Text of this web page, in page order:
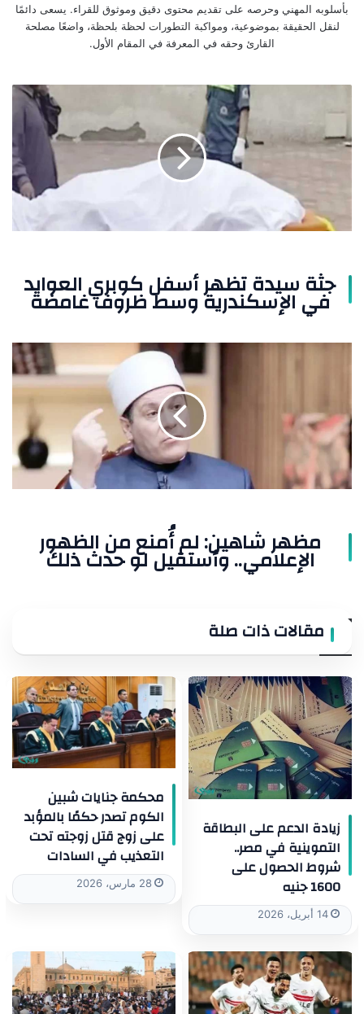
بأسلوبه المهني وحرصه على تقديم محتوى دقيق وموثوق للقراء. يسعى دائمًا
لنقل الحقيقة بموضوعية، ومواكبة التطورات لحظة بلحظة، واضعًا مصلحة
القارئ وحقه في المعرفة في المقام الأول.
سيدة
أسفل
كوبري
الإسكندرية
وسط
جثة سيدة تظهر أسفل كوبري العوايد
في الإسكندرية وسط ظروف غامضة
من
الظهور
الإعلامي..
وأستقيل
لو
مظهر شاهين: لم أُمنع من الظهور
الإعلامي.. وأستقيل لو حدث ذلك
مقالات ذات صلة
زيادة الدعم على البطاقة
التموينية في مصر..
شروط الحصول على
1600 جنيه
14 أبريل، 2026
محكمة جنايات شبين
الكوم تصدر حكمًا بالمؤبد
على زوج قتل زوجته تحت
التعذيب في السادات
28 مارس، 2026